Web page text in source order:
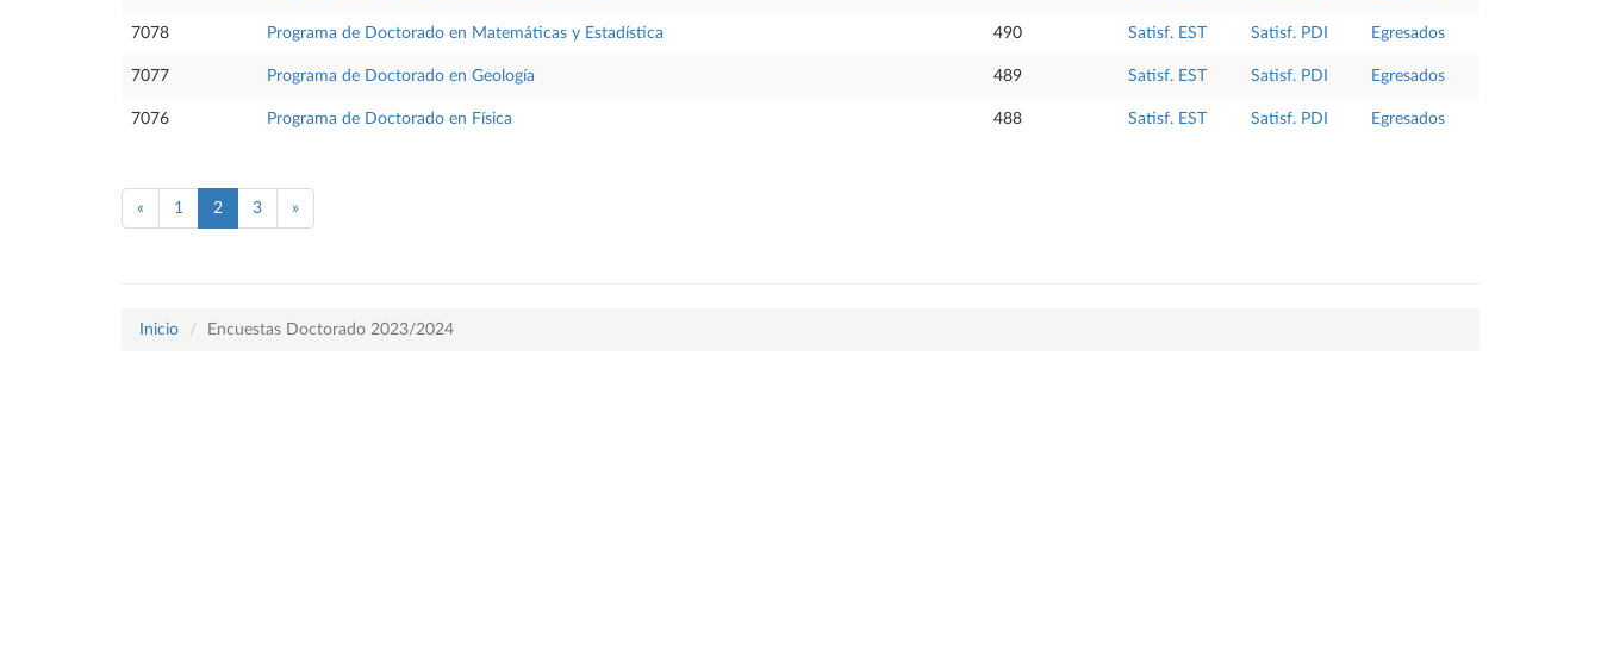
7078 Programa de Doctorado en Matemáticas y Estadística 490 Satisf. EST Satisf. PDI Egresados
7077 Programa de Doctorado en Geología 489 Satisf. EST Satisf. PDI Egresados
7076 Programa de Doctorado en Física 488 Satisf. EST Satisf. PDI Egresados
« 1 2 3 »
Inicio Encuestas Doctorado 2023/2024